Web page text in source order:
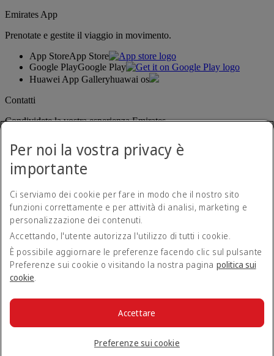
Emirates App
Prenotate e gestite il viaggio in movimento.
App StoreApp Store
Google PlayGoogle Play
Huawei App Galleryhuawai os
Contatti
Condividete la vostra esperienza Emirates.
Contatti
Norme sulla privacy
Termini e condizioni
Sicurezza informatica
© 2026 The Emirates Group. Tutti i diritti riservati.
Per noi la vostra privacy è
importante
Ci serviamo dei cookie per fare in modo che il nostro sito
funzioni correttamente e per attività di analisi, marketing e
personalizzazione dei contenuti.
Accettando, l'utente autorizza l'utilizzo di tutti i cookie.
È possibile aggiornare le preferenze facendo clic sul pulsante
Preferenze sui cookie o visitando la nostra pagina politica sui
cookie.
Preferenze sui cookie
Accettare